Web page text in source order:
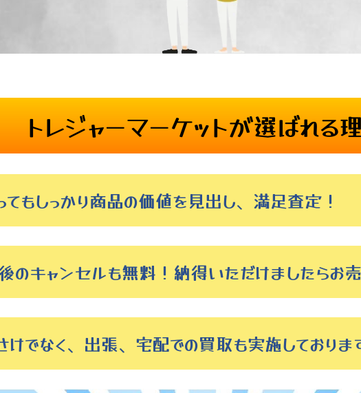
トレジャーマーケットが選ばれる
もしっかり商品の価値を見出し、満足査定！
のキャンセルも無料！納得いただけましたらお
けでなく、出張、宅配での買取も実施しておりま